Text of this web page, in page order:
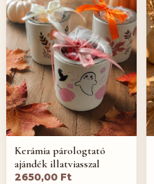
Kerámia párologtató
ajándék illatviasszal
2650,00 Ft